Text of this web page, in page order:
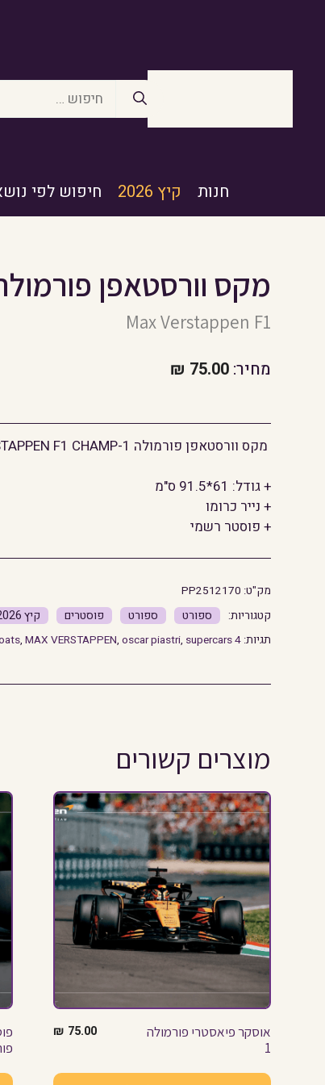
חנות קיץ 2026 חיפוש לפי
מקס וורסטאפן פורמולה
Max Verstappen F1
מחיר: 75.00
₪
מקס וורסטאפן פורמולה 1 -MAX VERSTAPPEN F1 CHAMP
+ גודל: 61*91.5 ס"מ
+ נייר כרומו
+ פוסטר רשמי
מק"ט: PP2512170
ספורט ספורט פוסטרים קיץ 2026
תגיות: 4 TIME WORLD CHAMP
, MAX VERSTAPPEN, oscar piastri, supercars
מוצרים קשורים
אוסקר פיאסטרי פורמולה
1
75.00
₪